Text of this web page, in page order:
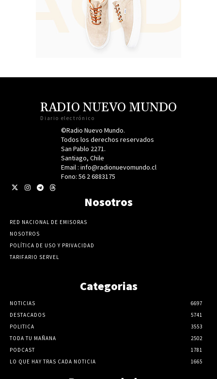
RADIO NUEVO MUNDO
Diario electrónico
©Radio Nuevo Mundo.
Todos los derechos reservados
San Pablo 2271.
Santiago, Chile
Email : info@radionuevomundo.cl
Fono: 56 2 6883175
Nosotros
RED NACIONAL DE EMISORAS
NOSOTROS
POLÍTICA DE USO Y PRIVACIDAD
TARIFARIO SERVEL
Categorias
NOTICIAS
6697
DESTACADOS
5741
POLITICA
3553
TODA TU MAÑANA
2502
PODCAST
1781
LO QUE HAY TRAS CADA NOTICIA
1665